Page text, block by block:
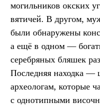
могильников окских
вятичей. В другом,
были обнаружены
а ещё в одном —
серебряных бляшек
Последняя находка —
археологам, которые
с однотипными